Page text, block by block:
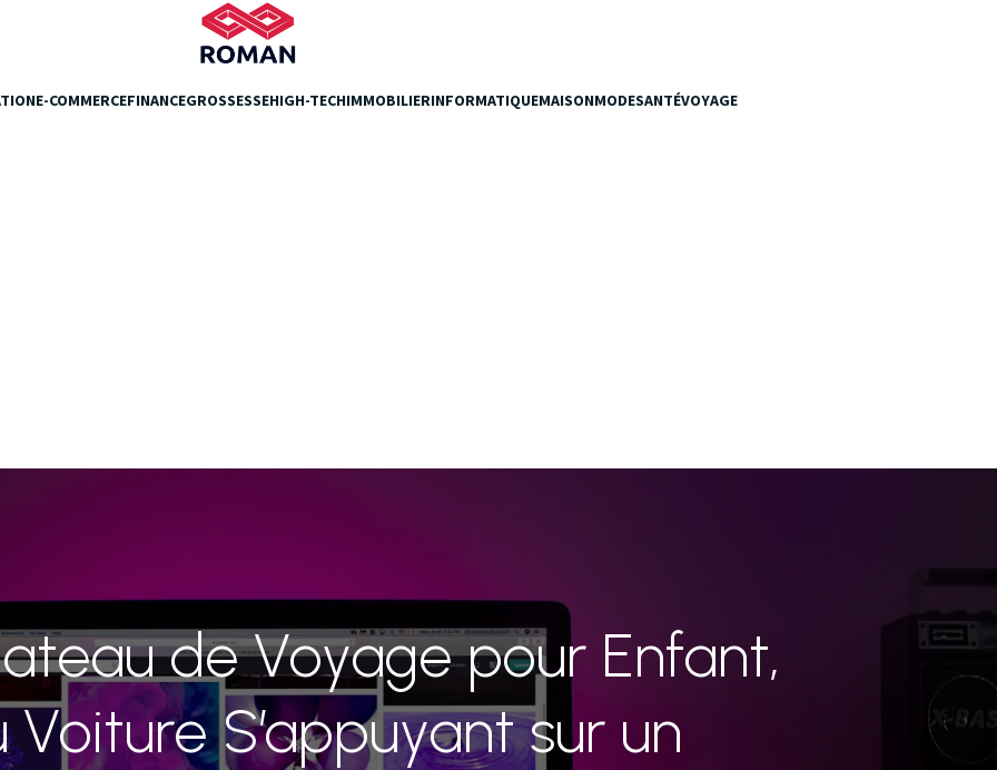
E-COMMERCEFINANCEGROSSESSEHIGH-TECHIMMOBILIERINFORMATIQUEMAISONMODESANTÉVOYAGE
de Voyage pour Enfant,
Voiture S’appuyant sur un